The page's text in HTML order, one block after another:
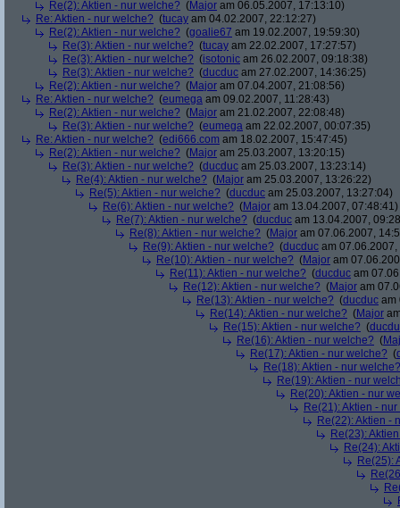
Re(2): Aktien - nur welche? (Major am 06.05.2007, 17:13:10)
Re: Aktien - nur welche? (tucay am 04.02.2007, 22:12:27)
Re(2): Aktien - nur welche? (goalie67 am 19.02.2007, 19:59:30)
Re(3): Aktien - nur welche? (tucay am 22.02.2007, 17:27:57)
Re(3): Aktien - nur welche? (isotonic am 26.02.2007, 09:18:38)
Re(3): Aktien - nur welche? (ducduc am 27.02.2007, 14:36:25)
Re(2): Aktien - nur welche? (Major am 07.04.2007, 21:08:56)
Re: Aktien - nur welche? (eumega am 09.02.2007, 11:28:43)
Re(2): Aktien - nur welche? (Major am 21.02.2007, 22:08:48)
Re(3): Aktien - nur welche? (eumega am 22.02.2007, 00:07:35)
Re: Aktien - nur welche? (edi666.com am 18.02.2007, 15:47:45)
Re(2): Aktien - nur welche? (Major am 25.03.2007, 13:20:15)
Re(3): Aktien - nur welche? (ducduc am 25.03.2007, 13:23:14)
Re(4): Aktien - nur welche? (Major am 25.03.2007, 13:26:22)
Re(5): Aktien - nur welche? (ducduc am 25.03.2007, 13:27:04)
Re(6): Aktien - nur welche? (Major am 13.04.2007, 07:48:41)
Re(7): Aktien - nur welche? (ducduc am 13.04.2007,
Re(8): Aktien - nur welche? (Major am 07.06.2007,
Re(9): Aktien - nur welche? (ducduc am
Re(10): Aktien - nur welche? (Major am
Re(11): Aktien - nur welche? (ducduc am
Re(12): Aktien - nur welche? (Major am
Re(13): Aktien - nur welche? (ducduc am
Re(14): Aktien - nur welche? (Major
Re(15): Aktien - nur welche? (
Re(16): Aktien - nur welche? (
Re(17): Aktien - nur welche? (
Re(18): Aktien - nur welche?
Re(19): Aktien - nur
Re(20): Aktien - nur
Re(21): Aktien -
Re(22): Aktien -
Re(23):
Re(24):
Re(25):